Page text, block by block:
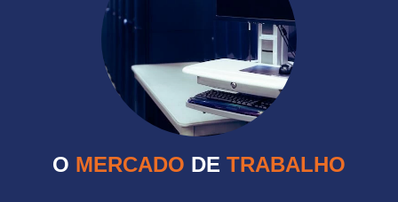
O MERCADO DE TRABALHO